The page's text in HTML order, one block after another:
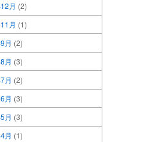
月 (2)
月 (1)
月 (2)
月 (3)
月 (2)
月 (3)
月 (3)
月 (1)